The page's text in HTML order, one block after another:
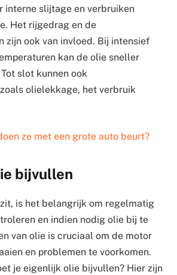
interne slijtage en verbruiken
Het rijgedrag en de
zijn ook van invloed. Bij intensief
kan de olie sneller
slot kunnen ook
olielekkage, het verbruik
ze met een grote auto beurt?
bijvullen
is het belangrijk om regelmatig
en indien nodig olie bij te
van olie is cruciaal om de motor
en problemen te voorkomen.
je eigenlijk olie bijvullen? Hier zijn